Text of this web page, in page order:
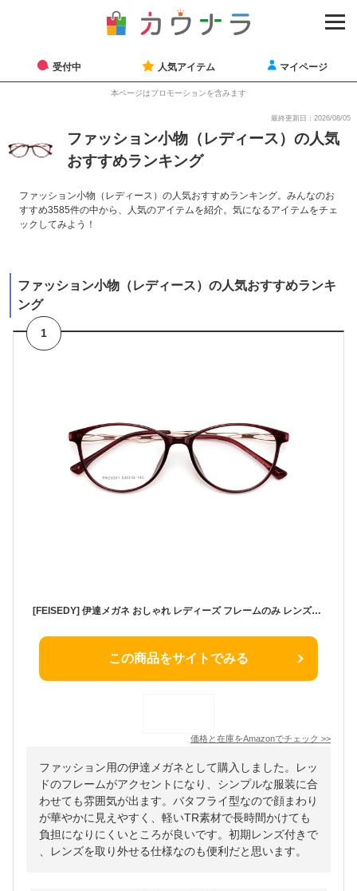
受付中 人気アイテム マイページ
本ページはプロモーションを含みます
最終更新日：2026/08/05
ファッション小物（レディース）の人気
おすすめランキング
ファッション小物（レディース）の人気おすすめランキング。みんなのお
すすめ3585件の中から、人気のアイテムを紹介。気になるアイテムをチェ
ックしてみよう！
ファッション小物（レディース）の人気おすすめランキ
ング
1
[FEISEDY] 伊達メガネ おしゃれ レディーズ フレームのみ レンズなし ファッション TR素材 超軽量 バタフライ型 初期レンズ付き レンズ取り外し可能 レッド B1521
この商品をサイトでみる
価格と在庫をAmazonでチェック >>
ファッション用の伊達メガネとして購入しました。レッ
ドのフレームがアクセントになり、シンプルな服装に合
わせても雰囲気が出ます。バタフライ型なので顔まわり
が華やかに見えやすく、軽いTR素材で長時間かけても
負担になりにくいところが良いです。初期レンズ付きで
、レンズを取り外せる仕様なのも便利だと思います。